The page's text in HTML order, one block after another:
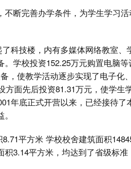
断完善办学条件，为学生学习
科技楼，内有多媒体网络教室、
学校投资152.25万元购置电脑
，使教学活动逐步实现了电子化
面先后投资81.31万元，使学生
年底正式开营以来，已经接待了
平方米 学校校舍建筑面积
积3.14平方米，均达到了省级标准